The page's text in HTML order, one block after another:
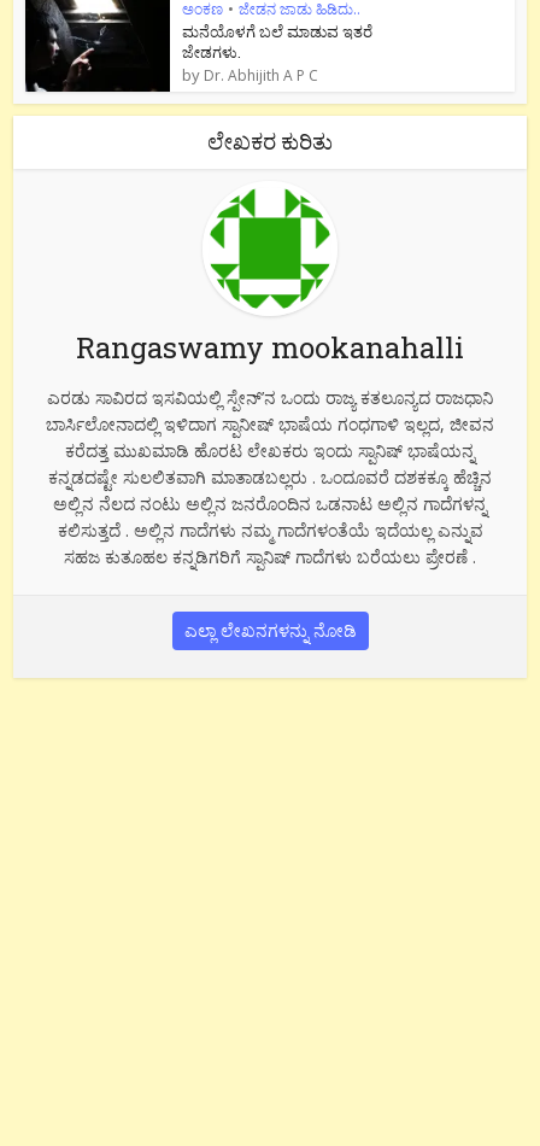
ಅಂಕಣ • ಜೇಡನ ಜಾಡು ಹಿಡಿದು..
ಮನೆಯೊಳಗೆ ಬಲೆ ಮಾಡುವ ಇತರೆ
ಜೇಡಗಳು.
by Dr. Abhijith A P C
ಲೇಖಕರ ಕುರಿತು
Rangaswamy mookanahalli
ಎರಡು ಸಾವಿರದ ಇಸವಿಯಲ್ಲಿ ಸ್ಪೇನ್’ನ ಒಂದು ರಾಜ್ಯ ಕತಲೂನ್ಯದ ರಾಜಧಾನಿ
ಬಾರ್ಸಿಲೋನಾದಲ್ಲಿ ಇಳಿದಾಗ ಸ್ಪಾನೀಷ್ ಭಾಷೆಯ ಗಂಧಗಾಳಿ ಇಲ್ಲದ, ಜೀವನ
ಕರೆದತ್ತ ಮುಖಮಾಡಿ ಹೊರಟ ಲೇಖಕರು ಇಂದು ಸ್ಪಾನಿಷ್ ಭಾಷೆಯನ್ನ
ಕನ್ನಡದಷ್ಟೇ ಸುಲಲಿತವಾಗಿ ಮಾತಾಡಬಲ್ಲರು . ಒಂದೂವರೆ ದಶಕಕ್ಕೂ ಹೆಚ್ಚಿನ
ಅಲ್ಲಿನ ನೆಲದ ನಂಟು ಅಲ್ಲಿನ ಜನರೊಂದಿನ ಒಡನಾಟ ಅಲ್ಲಿನ ಗಾದೆಗಳನ್ನ
ಕಲಿಸುತ್ತದೆ . ಅಲ್ಲಿನ ಗಾದೆಗಳು ನಮ್ಮ ಗಾದೆಗಳಂತೆಯೆ ಇದೆಯಲ್ಲ ಎನ್ನುವ
ಸಹಜ ಕುತೂಹಲ ಕನ್ನಡಿಗರಿಗೆ ಸ್ಪಾನಿಷ್ ಗಾದೆಗಳು ಬರೆಯಲು ಪ್ರೇರಣೆ .
ಎಲ್ಲಾ ಲೇಖನಗಳನ್ನು ನೋಡಿ